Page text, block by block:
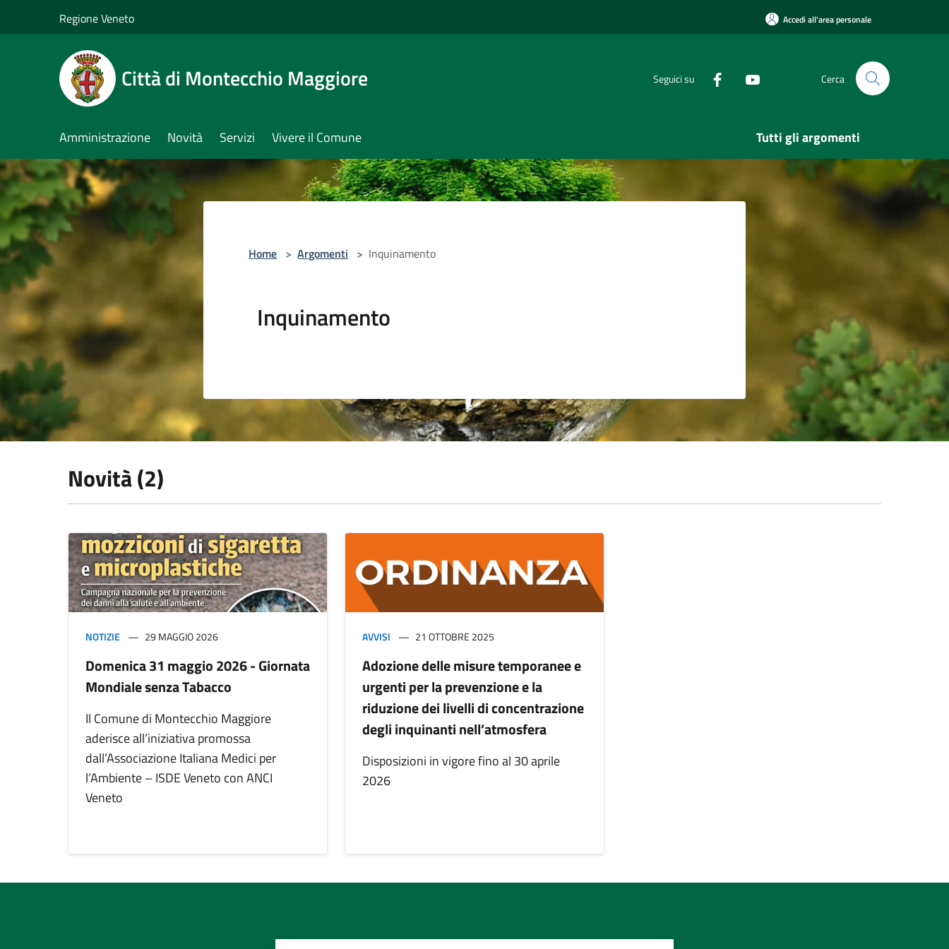
Regione Veneto Accedi all'area personale
Città di Montecchio Maggiore Seguici su Cerca
Amministrazione Novità Servizi Vivere il Comune Tutti gli argomenti
Home > Argomenti > Inquinamento
Inquinamento
Novità (2)
NOTIZIE 29 MAGGIO 2026
Domenica 31 maggio 2026 - Giornata
Mondiale senza Tabacco
Il Comune di Montecchio Maggiore
aderisce all’iniziativa promossa
dall’Associazione Italiana Medici per
l’Ambiente – ISDE Veneto con ANCI
Veneto
AVVISI 21 OTTOBRE 2025
Adozione delle misure temporanee e
urgenti per la prevenzione e la
riduzione dei livelli di concentrazione
degli inquinanti nell’atmosfera
Disposizioni in vigore fino al 30 aprile
2026